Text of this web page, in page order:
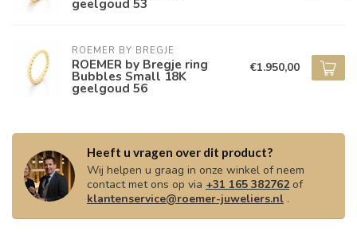
geelgoud 53
ROEMER BY BREGJE
ROEMER by Bregje ring
Bubbles Small 18K
geelgoud 56
€1.950,00
Heeft u vragen over dit product?
Wij helpen u graag in onze winkel of neem
contact met ons op via +31 165 382762of
klantenservice@roemer-juweliers.nl .